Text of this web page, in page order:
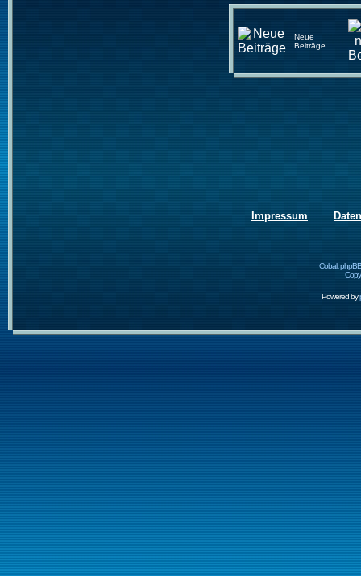
Neue
Beiträge
Impressum
Cobalt
Powered by